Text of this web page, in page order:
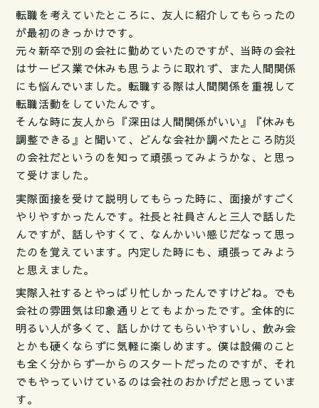
転職を考えていたところに、友人に紹介してもらったの
が最初のきっかけです。
元々新卒で別の会社に勤めていたのですが、当時の会社
はサービス業で休みも思うように取れず、また人間関係
にも悩んでいました。転職する際は人間関係を重視して
転職活動をしていたんです。
そんな時に友人から『深田は人間関係がいい』『休みも
調整できる』と聞いて、どんな会社か調べたところ防災
の会社だというのを知って頑張ってみようかな、と思っ
て受けました。
実際面接を受けて説明してもらった時に、面接がすごく
やりやすかったんです。社長と社員さんと三人で話した
んですが、話しやすくて、なんかいい感じだなって思っ
たのを覚えています。内定した時にも、頑張ってみよう
と思えました。
実際入社するとやっぱり忙しかったんですけどね。でも
会社の雰囲気は印象通りとてもよかったです。全体的に
明るい人が多くて、話しかけてもらいやすいし、飲み会
とかも硬くならずに気軽に楽しめます。僕は設備のこと
も全く分からず一からのスタートだったのですが、それ
でもやっていけているのは会社のおかげだと思っていま
す。